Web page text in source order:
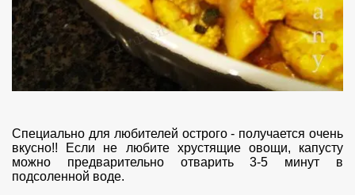
Специально для любителей острого - получается очень
вкусно!! Если не любите хрустящие овощи, капусту
можно предварительно отварить 3-5 минут в
подсоленной воде.